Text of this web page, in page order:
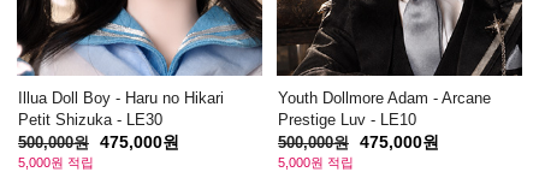
Illua Doll Boy - Haru no Hikari
Petit Shizuka - LE30
500,000원 475,000원
5,000원 적립
Youth Dollmore Adam - Arcane
Prestige Luv - LE10
500,000원 475,000원
5,000원 적립